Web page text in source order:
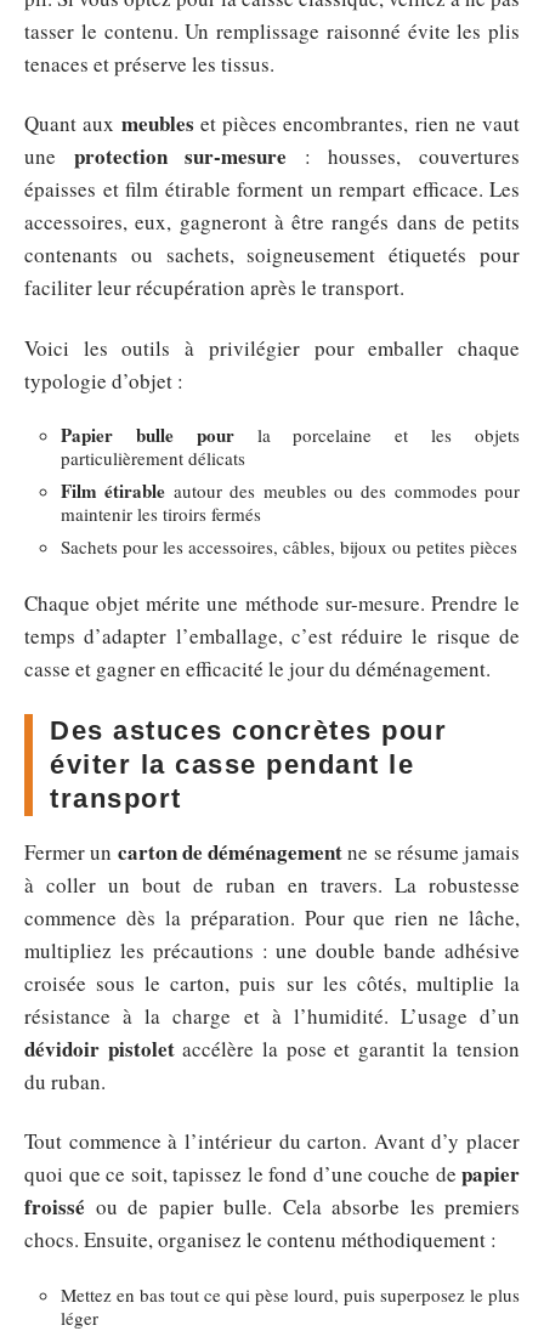
tasser le contenu. Un remplissage raisonné évite les plis
tenaces et préserve les tissus.
Quant aux meubles et pièces encombrantes, rien ne vaut
une protection sur-mesure : housses, couvertures
épaisses et film étirable forment un rempart efficace. Les
accessoires, eux, gagneront à être rangés dans de petits
contenants ou sachets, soigneusement étiquetés pour
faciliter leur récupération après le transport.
Voici les outils à privilégier pour emballer chaque
typologie d’objet :
Papier bulle pourla porcelaine et les objets
particulièrement délicats
Film étirable autour des meubles ou des commodes pour
maintenir les tiroirs fermés
Sachets pour les accessoires, câbles, bijoux ou petites pièces
Chaque objet mérite une méthode sur-mesure. Prendre le
temps d’adapter l’emballage, c’est réduire le risque de
casse et gagner en efficacité le jour du déménagement.
Des astuces concrètes pour
éviter la casse pendant le
transport
Fermer un carton de déménagementne se résume jamais
à coller un bout de ruban en travers. La robustesse
commence dès la préparation. Pour que rien ne lâche,
multipliez les précautions : une double bande adhésive
croisée sous le carton, puis sur les côtés, multiplie la
résistance à la charge et à l’humidité. L’usage d’un
dévidoir pistoletaccélère la pose et garantit la tension
du ruban.
Tout commence à l’intérieur du carton. Avant d’y placer
quoi que ce soit, tapissez le fond d’une couche de papier
froissé ou de papier bulle. Cela absorbe les premiers
chocs. Ensuite, organisez le contenu méthodiquement :
Mettez en bas tout ce qui pèse lourd, puis superposez le plus
léger